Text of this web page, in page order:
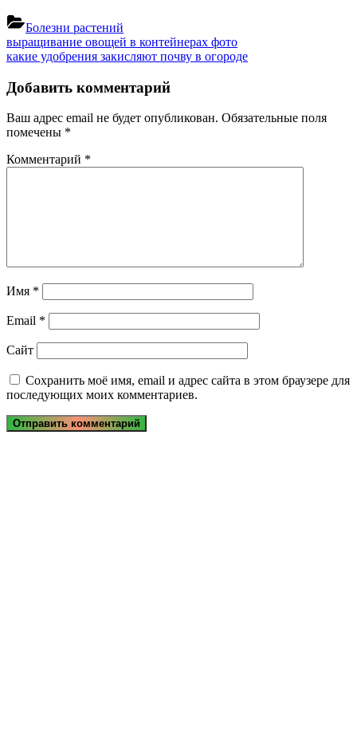
Болезни растений
Навигация
по
записям
Previous
Post:
выращивание овощей в контейнерах фото
Next
какие удобрения закисляют почву в огороде
Добавить комментарий
Ваш адрес email не будет опубликован. Обязательные поля
помечены *
Комментарий *
Имя *
Email *
Сайт
Сохранить моё имя, email и адрес сайта в этом браузере для
последующих моих комментариев.